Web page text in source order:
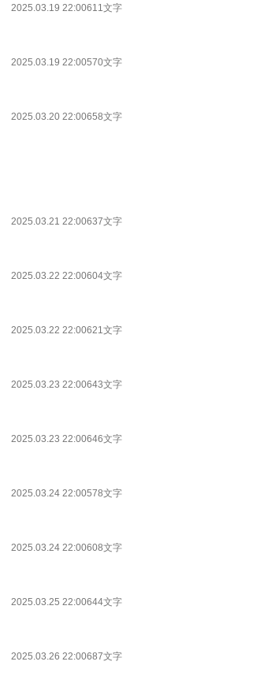
2025.03.19 22:00611文字
2025.03.19 22:00570文字
2025.03.20 22:00658文字
2025.03.21 22:00637文字
2025.03.22 22:00604文字
2025.03.22 22:00621文字
2025.03.23 22:00643文字
2025.03.23 22:00646文字
2025.03.24 22:00578文字
2025.03.24 22:00608文字
2025.03.25 22:00644文字
2025.03.26 22:00687文字